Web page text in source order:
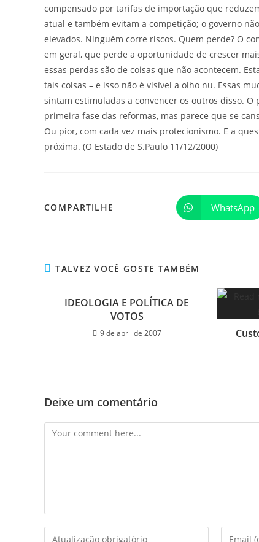
compensado por tarifas de importação que
atual e também evitam a competição; o governo
elevados. Ninguém corre riscos. Quem perde? O
em geral, que perde a oportunidade de crescer
essas perdas são de coisas que não acontecem.
tais coisas – e isso não é visível a olho nu. Essas
sintam estimuladas a convencer os outros disso. O
primeira fase das reformas, mas parece que se
Ou pior, com cada vez mais protecionismo. E a
próxima. (O Estado de S.Paulo 11/12/2000)
COMPARTILHE WhatsApp
TALVEZ VOCÊ GOSTE TAMBÉM
IDEOLOGIA E POLÍTICA DE
VOTOS
9 de abril de 2007
Deixe um comentário